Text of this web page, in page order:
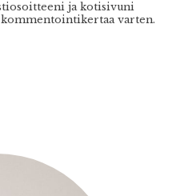
ja kotisivuni
kommentointikertaa varten.